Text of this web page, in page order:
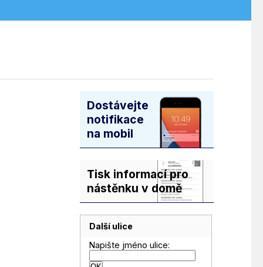
Dostávejte
notifikace
na mobil
Tisk informací pro
nástěnku v domě
Další ulice
Napište jméno ulice: